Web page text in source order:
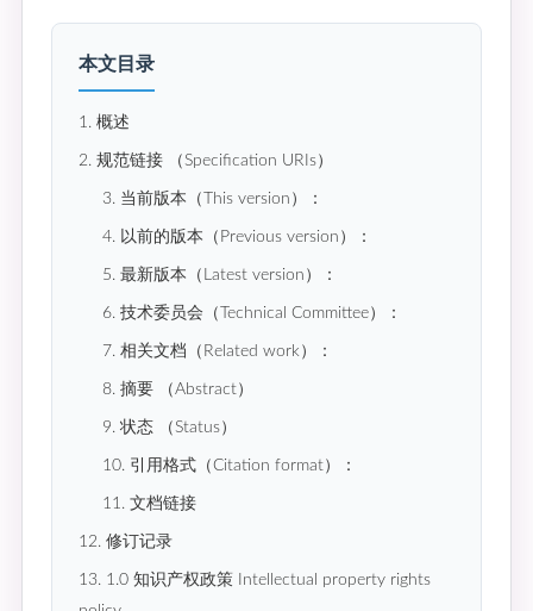
本文目录
1. 概述
2. 规范链接 （Specification URIs）
3. 当前版本（This version）：
4. 以前的版本（Previous version）：
5. 最新版本（Latest version）：
6. 技术委员会（Technical Committee）：
7. 相关文档（Related work）：
8. 摘要 （Abstract）
9. 状态 （Status）
10. 引用格式（Citation format）：
11. 文档链接
12. 修订记录
13. 1.0 知识产权政策 Intellectual property rights